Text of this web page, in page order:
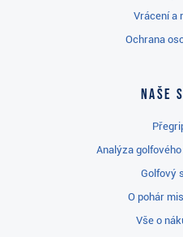
Vrácení a
Ochrana
Naše
Analýza
Golfový
O pohár
Vše o